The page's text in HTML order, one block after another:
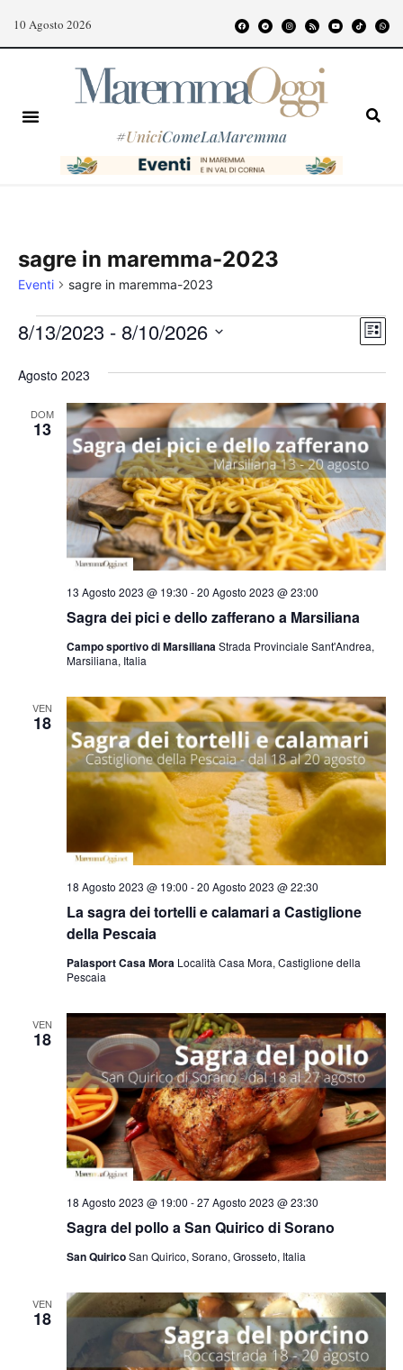
10 Agosto 2026
#UniciComeLaMaremma
sagre in maremma-2023
Eventi sagre in maremma-2023
Lista
8/13/2023 - 8/10/2026
la
Agosto 2023
DOM
13
Sagra dei pici e dello zafferano a Marsiliana
13 Agosto 2023 @ 19:30 -20 Agosto 2023 @ 23:00
Campo sportivo di MarsilianaStrada Provinciale Sant'Andrea,
Marsiliana, Italia
VEN
18
La sagra dei tortelli e calamari a Castiglione
della Pescaia
18 Agosto 2023 @ 19:00 -20 Agosto 2023 @ 22:30
Palasport Casa Mora Località Casa Mora, Castiglione della
Pescaia
VEN
18
Sagra del pollo a San Quirico di Sorano
18 Agosto 2023 @ 19:00 -27 Agosto 2023 @ 23:30
San QuiricoSan Quirico, Sorano, Grosseto, Italia
VEN
18